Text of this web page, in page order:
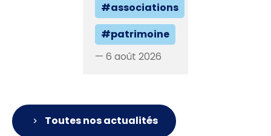
#associations
#patrimoine
— 6 août 2026
Toutes nos actualités